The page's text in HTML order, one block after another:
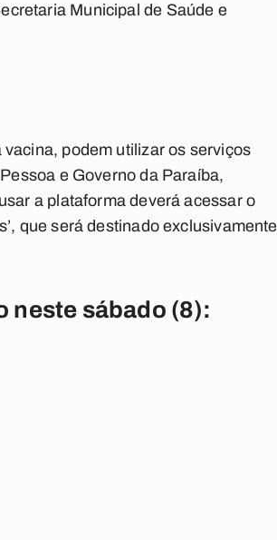
Municipal de Saúde e
podem utilizar os serviços
e Governo da Paraíba,
a plataforma deverá acessar o
que será destinado exclusivamente
neste sábado (8):